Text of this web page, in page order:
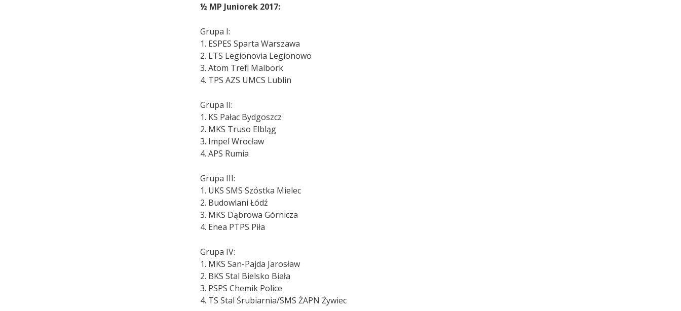
½ MP Juniorek 2017:
Grupa I:
1. ESPES Sparta Warszawa
2. LTS Legionovia Legionowo
3. Atom Trefl Malbork
4. TPS AZS UMCS Lublin
Grupa II:
1. KS Pałac Bydgoszcz
2. MKS Truso Elbląg
3. Impel Wrocław
4. APS Rumia
Grupa III:
1. UKS SMS Szóstka Mielec
2. Budowlani Łódź
3. MKS Dąbrowa Górnicza
4. Enea PTPS Piła
Grupa IV:
1. MKS San-Pajda Jarosław
2. BKS Stal Bielsko Biała
3. PSPS Chemik Police
4. TS Stal Śrubiarnia/SMS ŻAPN Żywiec